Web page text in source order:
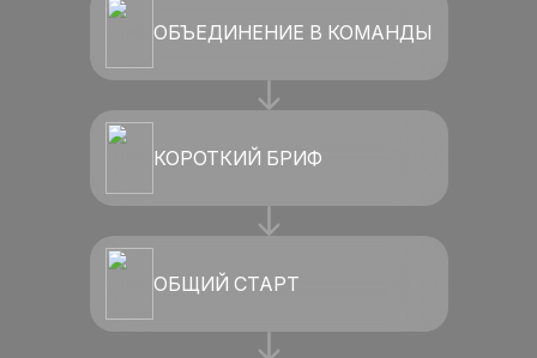
ОБЪЕДИНЕНИЕ В КОМАНДЫ
КОРОТКИЙ БРИФ
ОБЩИЙ СТАРТ